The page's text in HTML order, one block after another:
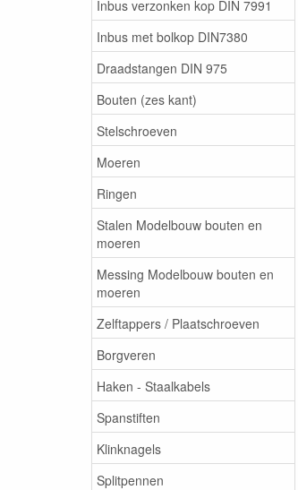
Inbus verzonken kop DIN 7991
Inbus met bolkop DIN7380
Draadstangen DIN 975
Bouten (zes kant)
Stelschroeven
Moeren
Ringen
Stalen Modelbouw bouten en
moeren
Messing Modelbouw bouten en
moeren
Zelftappers / Plaatschroeven
Borgveren
Haken - Staalkabels
Spanstiften
Klinknagels
Splitpennen